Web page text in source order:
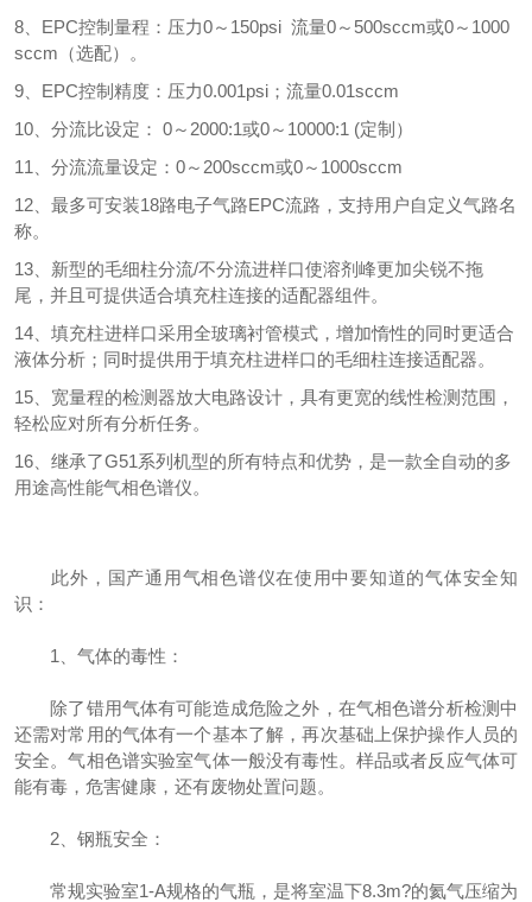
8、EPC控制量程：压力0～150psi 流量0～500sccm或0～1000
sccm（选配）。
9、EPC控制精度：压力0.001psi；流量0.01sccm
10、分流比设定： 0～2000:1或0～10000:1 (定制）
11、分流流量设定：0～200sccm或0～1000sccm
12、最多可安装18路电子气路EPC流路，支持用户自定义气路名
称。
13、新型的毛细柱分流/不分流进样口使溶剂峰更加尖锐不拖
尾，并且可提供适合填充柱连接的适配器组件。
14、填充柱进样口采用全玻璃衬管模式，增加惰性的同时更适合
液体分析；同时提供用于填充柱进样口的毛细柱连接适配器。
15、宽量程的检测器放大电路设计，具有更宽的线性检测范围，
轻松应对所有分析任务。
16、继承了G51系列机型的所有特点和优势，是一款全自动的多
用途高性能气相色谱仪。
此外，国产通用气相色谱仪在使用中要知道的气体安全知
识：
1、气体的毒性：
除了错用气体有可能造成危险之外，在气相色谱分析检测中
还需对常用的气体有一个基本了解，再次基础上保护操作人员的
安全。气相色谱实验室气体一般没有毒性。样品或者反应气体可
能有毒，危害健康，还有废物处置问题。
2、钢瓶安全：
常规实验室1-A规格的气瓶，是将室温下8.3m?的氦气压缩为